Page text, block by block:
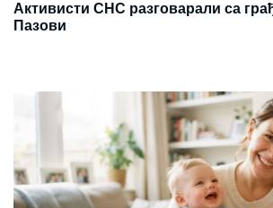
Активисти СНС разговарали са
Пазови